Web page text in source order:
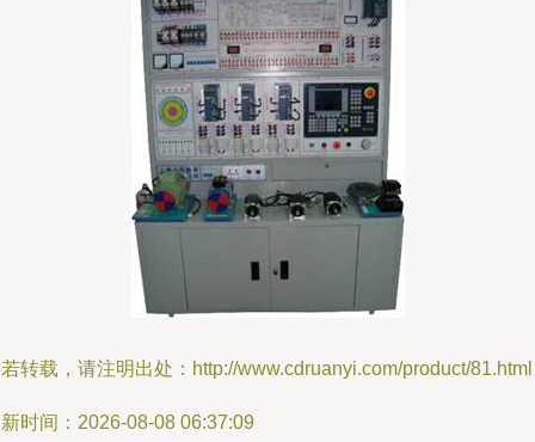
转载，请注明出处：http://www.cdruanyi.com/product/81.html
时间：2026-08-08 06:37:09